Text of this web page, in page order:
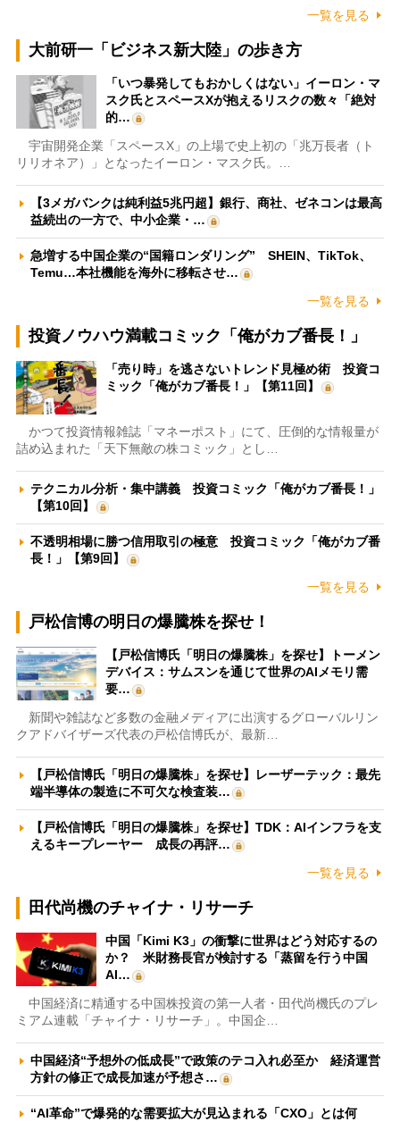
一覧を見る
大前研一「ビジネス新大陸」の歩き方
「いつ暴発してもおかしくはない」イーロン・マ
スク氏とスペースXが抱えるリスクの数々「絶対
的…
宇宙開発企業「スペースX」の上場で史上初の「兆万長者（ト
リリオネア）」となったイーロン・マスク氏。…
【3メガバンクは純利益5兆円超】銀行、商社、ゼネコンは最高
益続出の一方で、中小企業・…
急増する中国企業の“国籍ロンダリング” SHEIN、TikTok、
Temu…本社機能を海外に移転させ…
一覧を見る
投資ノウハウ満載コミック「俺がカブ番長！」
「売り時」を逃さないトレンド見極め術 投資コ
ミック「俺がカブ番長！」【第11回】
かつて投資情報雑誌「マネーポスト」にて、圧倒的な情報量が
詰め込まれた「天下無敵の株コミック」とし…
テクニカル分析・集中講義 投資コミック「俺がカブ番長！」
【第10回】
不透明相場に勝つ信用取引の極意 投資コミック「俺がカブ番
長！」【第9回】
一覧を見る
戸松信博の明日の爆騰株を探せ！
【戸松信博氏「明日の爆騰株」を探せ】トーメン
デバイス：サムスンを通じて世界のAIメモリ需
要…
新聞や雑誌など多数の金融メディアに出演するグローバルリン
クアドバイザーズ代表の戸松信博氏が、最新…
【戸松信博氏「明日の爆騰株」を探せ】レーザーテック：最先
端半導体の製造に不可欠な検査装…
【戸松信博氏「明日の爆騰株」を探せ】TDK：AIインフラを支
えるキープレーヤー 成長の再評…
一覧を見る
田代尚機のチャイナ・リサーチ
中国「Kimi K3」の衝撃に世界はどう対応するの
か？ 米財務長官が検討する「蒸留を行う中国
AI…
中国経済に精通する中国株投資の第一人者・田代尚機氏のプレ
ミアム連載「チャイナ・リサーチ」。中国企…
中国経済“予想外の低成長”で政策のテコ入れ必至か 経済運営
方針の修正で成長加速が予想さ…
“AI革命”で爆発的な需要拡大が見込まれる「CXO」とは何